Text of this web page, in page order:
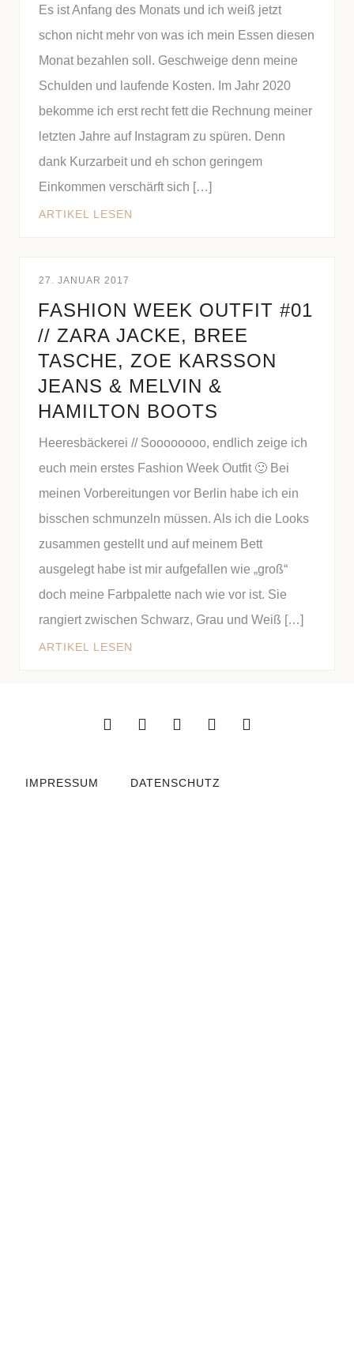
Es ist Anfang des Monats und ich weiß jetzt
schon nicht mehr von was ich mein Essen diesen
Monat bezahlen soll. Geschweige denn meine
Schulden und laufende Kosten. Im Jahr 2020
bekomme ich erst recht fett die Rechnung meiner
letzten Jahre auf Instagram zu spüren. Denn
dank Kurzarbeit und eh schon geringem
Einkommen verschärft sich […]
ARTIKEL LESEN
27. JANUAR 2017
FASHION WEEK OUTFIT #01
// ZARA JACKE, BREE
TASCHE, ZOE KARSSON
JEANS & MELVIN &
HAMILTON BOOTS
Heeresbäckerei // Soooooooo, endlich zeige ich
euch mein erstes Fashion Week Outfit 🙂 Bei
meinen Vorbereitungen vor Berlin habe ich ein
bisschen schmunzeln müssen. Als ich die Looks
zusammen gestellt und auf meinem Bett
ausgelegt habe ist mir aufgefallen wie „groß“
doch meine Farbpalette nach wie vor ist. Sie
rangiert zwischen Schwarz, Grau und Weiß […]
ARTIKEL LESEN
IMPRESSUM DATENSCHUTZ